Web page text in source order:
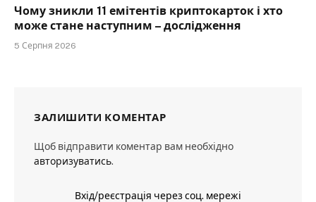
Чому зникли 11 емітентів криптокарток і хто
може стане наступним – дослідження
5 Серпня 2026
ЗАЛИШИТИ КОМЕНТАР
Щоб відправити коментар вам необхідно
авторизуватись.
Вхід/реєстрація через соц. мережі